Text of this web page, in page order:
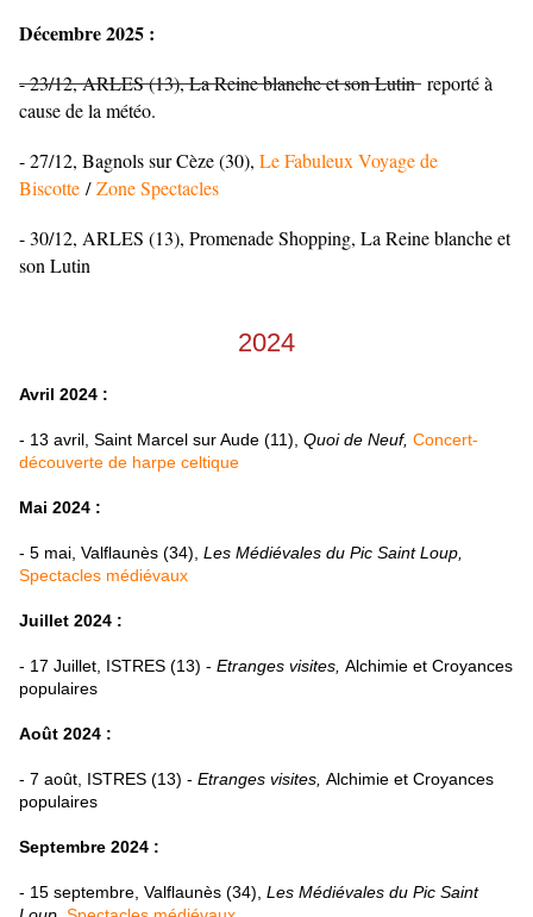
Décembre 2025 :
- 23/12, ARLES (13), La Reine blanche et son Lutin reporté à
cause de la météo.
- 27/12, Bagnols sur Cèze (30), Le Fabuleux Voyage de
Biscotte /Zone Spectacles
- 30/12, ARLES (13), Promenade Shopping, La Reine blanche et
son Lutin
2024
Avril 2024 :
- 13 avril, Saint Marcel sur Aude (11), Quoi de Neuf, Concert-
découverte de harpe celtique
Mai 2024 :
- 5 mai, Valflaunès (34), Les Médiévales du Pic Saint Loup,
Spectacles médiévaux
Juillet 2024 :
- 17 Juillet, ISTRES (13) - Etranges visites, Alchimie et Croyances
populaires
Août 2024 :
- 7 août, ISTRES (13) - Etranges visites, Alchimie et Croyances
populaires
Septembre 2024 :
- 15 septembre, Valflaunès (34), Les Médiévales du Pic Saint